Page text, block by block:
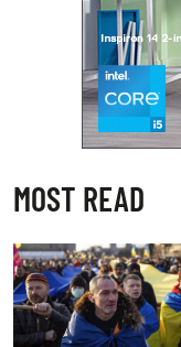
MOST READ